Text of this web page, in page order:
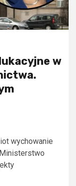
w
wychowanie